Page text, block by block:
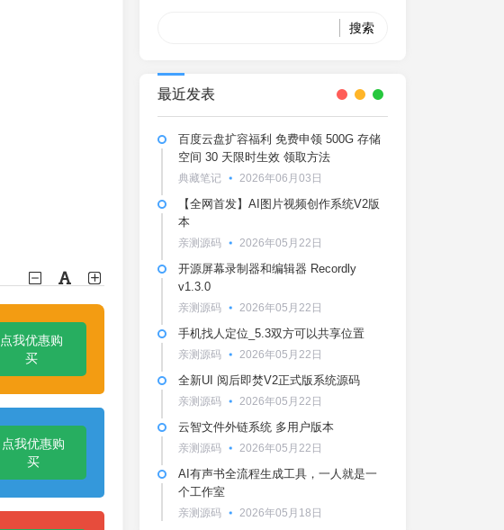
点我优惠购
买
点我优惠购
买
最近发表
百度云盘扩容福利 免费申领 500G 存储
空间 30 天限时生效 领取方法
典藏笔记 2026年06月03日
【全网首发】AI图片视频创作系统V2版
本
亲测源码 2026年05月22日
开源屏幕录制器和编辑器 Recordly
v1.3.0
亲测源码 2026年05月22日
手机找人定位_5.3双方可以共享位置
亲测源码 2026年05月22日
全新UI 阅后即焚V2正式版系统源码
亲测源码 2026年05月22日
云智文件外链系统 多用户版本
亲测源码 2026年05月22日
AI有声书全流程生成工具，一人就是一
个工作室
亲测源码 2026年05月18日